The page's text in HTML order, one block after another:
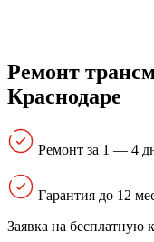
Ремонт
Краснодаре
Ремонт за 1 — 4
Гарантия до 12
Заявка на бесплатную